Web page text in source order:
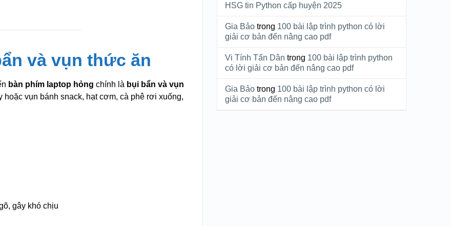
và vụn thức ăn
bàn phím laptop hỏng chính là bụi bẩn và vụn
vụn bánh snack, hạt cơm, cà phê rơi xuống,
gây khó chịu
HSG tin Python cấp huyện 2025
Gia Bảo trong 100 bài lập trình python có lời
giải cơ bản đến nâng cao pdf
Vi Tính Tấn Dân trong 100 bài lập trình python
có lời giải cơ bản đến nâng cao pdf
Gia Bảo trong 100 bài lập trình python có lời
giải cơ bản đến nâng cao pdf